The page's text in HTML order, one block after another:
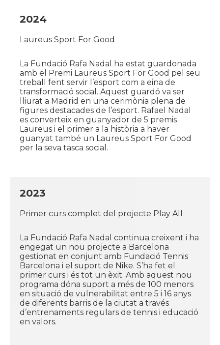
2024
Laureus Sport For Good
La Fundació Rafa Nadal ha estat guardonada
amb el Premi Laureus Sport For Good pel seu
treball fent servir l’esport com a eina de
transformació social. Aquest guardó va ser
lliurat a Madrid en una cerimònia plena de
figures destacades de l’esport. Rafael Nadal
es converteix en guanyador de 5 premis
Laureus i el primer a la història a haver
guanyat també un Laureus Sport For Good
per la seva tasca social.
2023
Primer curs complet del projecte Play All
La Fundació Rafa Nadal continua creixent i ha
engegat un nou projecte a Barcelona
gestionat en conjunt amb Fundació Tennis
Barcelona i el suport de Nike. S’ha fet el
primer curs i és tot un èxit. Amb aquest nou
programa dóna suport a més de 100 menors
en situació de vulnerabilitat entre 5 i 16 anys
de diferents barris de la ciutat a través
d’entrenaments regulars de tennis i educació
en valors.